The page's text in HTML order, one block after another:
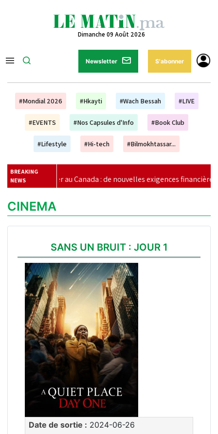
Dimanche 09 Août 2026
Newsletter S'abonner
#Mondial 2026 #Hkayti #Wach Bessah #LIVE
#EVENTS #Nos Capsules d'Info #Book Club
#Lifestyle #Hi-tech #Bilmokhtassar...
BREAKING
NEWS
au Canada : de nouvelles exigences financières pour les
CINEMA
SANS UN BRUIT : JOUR 1
Date de sortie : 2024-06-26